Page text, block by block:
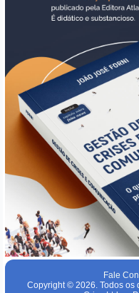
Fale
Copyright © 2026. Todos os